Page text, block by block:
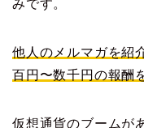
みです。
他人のメルマガを紹
百円〜数千円の報酬
仮想通貨のブームが